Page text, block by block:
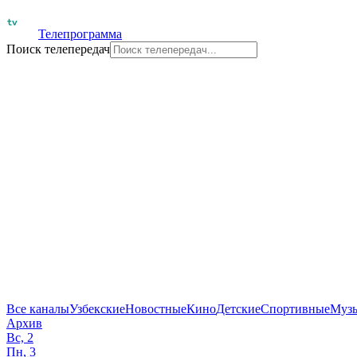
Телепрограмма
Поиск телепередач
Все каналыУзбекскиеНовостныеКиноДетскиеСпортивные
Архив
Вс, 2
Пн, 3